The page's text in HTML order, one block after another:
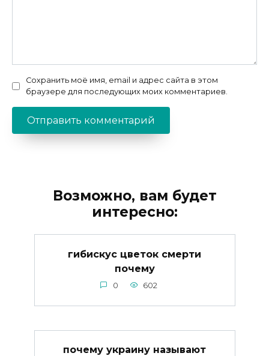
Сохранить моё имя, email и адрес сайта в этом
браузере для последующих моих комментариев.
Возможно, вам будет
интересно:
гибискус цветок смерти
почему
0 602
почему украину называют